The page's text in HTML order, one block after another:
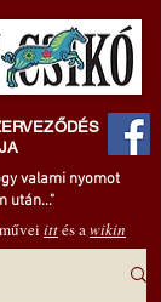
valami nyomot
után..."
ittés awikin